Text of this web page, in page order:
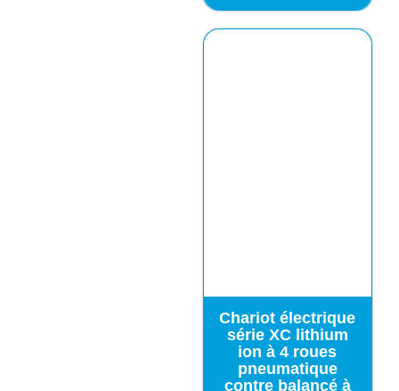
Chariot électrique
série XC lithium
ion à 4 roues
pneumatique
contre balancé à